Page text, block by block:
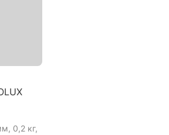
0,2 кг,